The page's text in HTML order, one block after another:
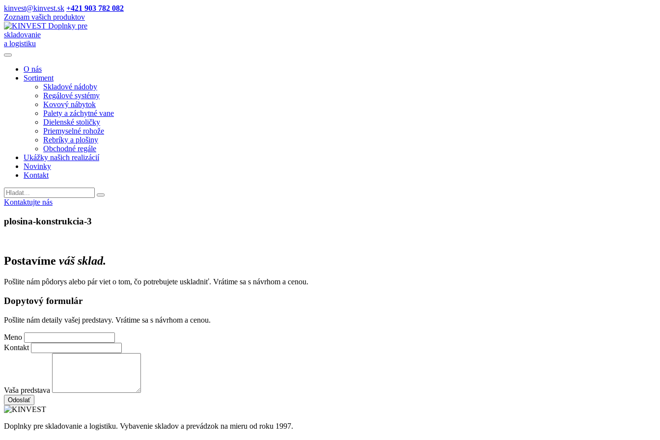
kinvest@kinvest.sk +421 903 782 082
Zoznam vašich produktov
Doplnky pre
skladovanie
a logistiku
O nás
Sortiment
Skladové nádoby
Regálové systémy
Kovový nábytok
Palety a záchytné vane
Dielenské stoličky
Priemyselné rohože
Rebríky a plošiny
Obchodné regále
Ukážky našich realizácií
Novinky
Kontakt
Vyhladavanie
Kontaktujte nás
plosina-konstrukcia-3
Postavíme váš sklad.
Pošlite nám pôdorys alebo pár viet o tom, čo potrebujete uskladniť. Vrátime sa s návrhom a cenou.
Dopytový formulár
Pošlite nám detaily vašej predstavy. Vrátime sa s návrhom a cenou.
Meno
Kontakt
Vaša predstava
Odoslať
Doplnky pre skladovanie a logistiku. Vybavenie skladov a prevádzok na mieru od roku 1997.